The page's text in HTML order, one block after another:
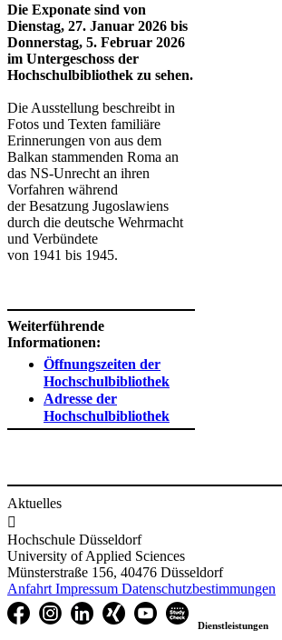
Die Exponate sind von
Dienstag, 27. Januar 2026 bis
Donnerstag, 5. Februar 2026
im Untergeschoss der
Hochschulbibliothek zu sehen.
Die Ausstellung beschreibt in
Fotos und Texten familiäre
Erinnerungen von aus dem
Balkan stammenden Roma an
das NS-Unrecht an ihren
Vorfahren während
der Besatzung Jugoslawiens
durch die deutsche Wehrmacht
und Verbündete
von 1941 bis 1945.​​
Weiterführende
Informationen:
Öffnungszeiten der
Hochschulbibliothek
Adresse der
Hochschulbibliothek
Aktuelles

Hochschule Düsseldorf
University of Applied Sciences
Münsterstraße 156, 40476 Düsseldorf
Anfahrt Impressum Datenschutzbestimmungen
Dienstleistungen